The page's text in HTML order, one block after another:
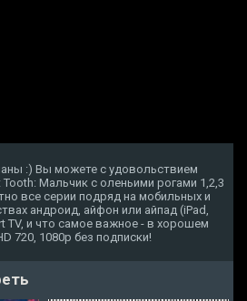
:) Вы можете с удовольствием
Мальчик с оленьими рогами 1,2,3
все серии подряд на мобильных и
андроид, айфон или айпад (iPad,
TV, и что самое важное - в хорошем
720, 1080p без подписки!